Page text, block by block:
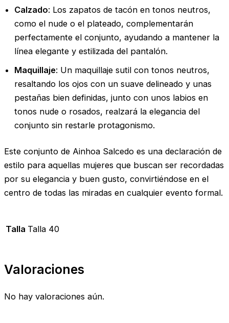
Calzado: Los zapatos de tacón en tonos neutros,
como el nude o el plateado, complementarán
perfectamente el conjunto, ayudando a mantener la
línea elegante y estilizada del pantalón.
Maquillaje: Un maquillaje sutil con tonos neutros,
resaltando los ojos con un suave delineado y unas
pestañas bien definidas, junto con unos labios en
tonos nude o rosados, realzará la elegancia del
conjunto sin restarle protagonismo.
Este conjunto de Ainhoa Salcedo es una declaración de
estilo para aquellas mujeres que buscan ser recordadas
por su elegancia y buen gusto, convirtiéndose en el
centro de todas las miradas en cualquier evento formal.
Talla Talla 40
Valoraciones
No hay valoraciones aún.